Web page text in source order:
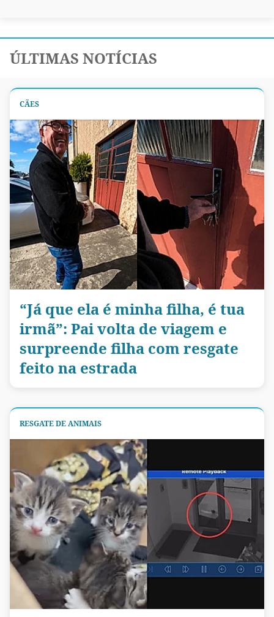
ÚLTIMAS NOTÍCIAS
CÃES
“Já que ela é minha filha, é tua
irmã”: Pai volta de viagem e
surpreende filha com resgate
feito na estrada
RESGATE DE ANIMAIS